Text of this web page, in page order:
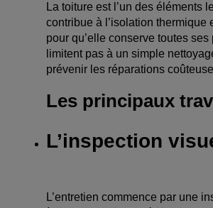
La toiture est l’un des éléments
contribue à l’isolation
pour qu’elle conserve toutes
limitent pas à un simple
prévenir les réparations
Les principaux
L’inspection
L’entretien commence par une